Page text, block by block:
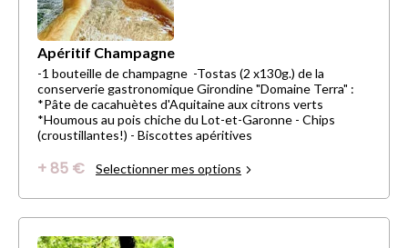
Apéritif Champagne
-1 bouteille de champagne -Tostas (2 x130g.) de la
conserverie gastronomique Girondine "Domaine Terra" :
*Pâte de cacahuètes d'Aquitaine aux citrons verts
*Houmous au pois chiche du Lot-et-Garonne - Chips
(croustillantes!) - Biscottes apéritives
+ 85 € Selectionner mes options